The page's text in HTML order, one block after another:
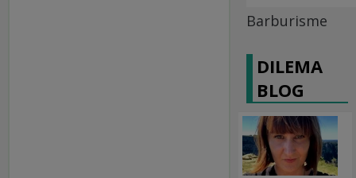
Barburisme
DILEMA
BLOG